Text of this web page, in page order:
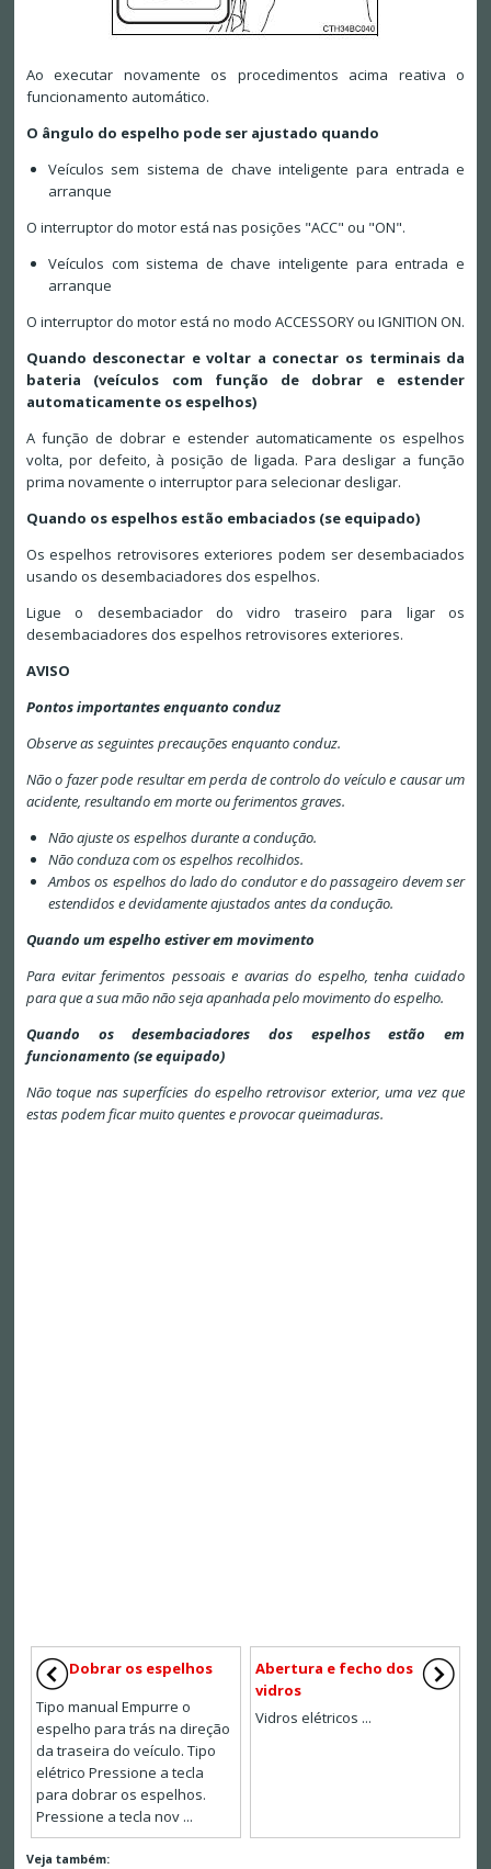
Ao executar novamente os procedimentos acima reativa o
funcionamento automático.
O ângulo do espelho pode ser ajustado quando
Veículos sem sistema de chave inteligente para entrada e
arranque
O interruptor do motor está nas posições "ACC" ou "ON".
Veículos com sistema de chave inteligente para entrada e
arranque
O interruptor do motor está no modo ACCESSORY ou IGNITION ON.
Quando desconectar e voltar a conectar os terminais da
bateria (veículos com função de dobrar e estender
automaticamente os espelhos)
A função de dobrar e estender automaticamente os espelhos
volta, por defeito, à posição de ligada. Para desligar a função
prima novamente o interruptor para selecionar desligar.
Quando os espelhos estão embaciados (se equipado)
Os espelhos retrovisores exteriores podem ser desembaciados
usando os desembaciadores dos espelhos.
Ligue o desembaciador do vidro traseiro para ligar os
desembaciadores dos espelhos retrovisores exteriores.
AVISO
Pontos importantes enquanto conduz
Observe as seguintes precauções enquanto conduz.
Não o fazer pode resultar em perda de controlo do veículo e causar um
acidente, resultando em morte ou ferimentos graves.
Não ajuste os espelhos durante a condução.
Não conduza com os espelhos recolhidos.
Ambos os espelhos do lado do condutor e do passageiro devem ser
estendidos e devidamente ajustados antes da condução.
Quando um espelho estiver em movimento
Para evitar ferimentos pessoais e avarias do espelho, tenha cuidado
para que a sua mão não seja apanhada pelo movimento do espelho.
Quando os desembaciadores dos espelhos estão em
funcionamento (se equipado)
Não toque nas superfícies do espelho retrovisor exterior, uma vez que
estas podem ficar muito quentes e provocar queimaduras.
Dobrar os espelhos
Tipo manual Empurre o
espelho para trás na direção
da traseira do veículo. Tipo
elétrico Pressione a tecla
para dobrar os espelhos.
Pressione a tecla nov ...
Abertura e fecho dos
vidros
Vidros elétricos ...
Veja também: